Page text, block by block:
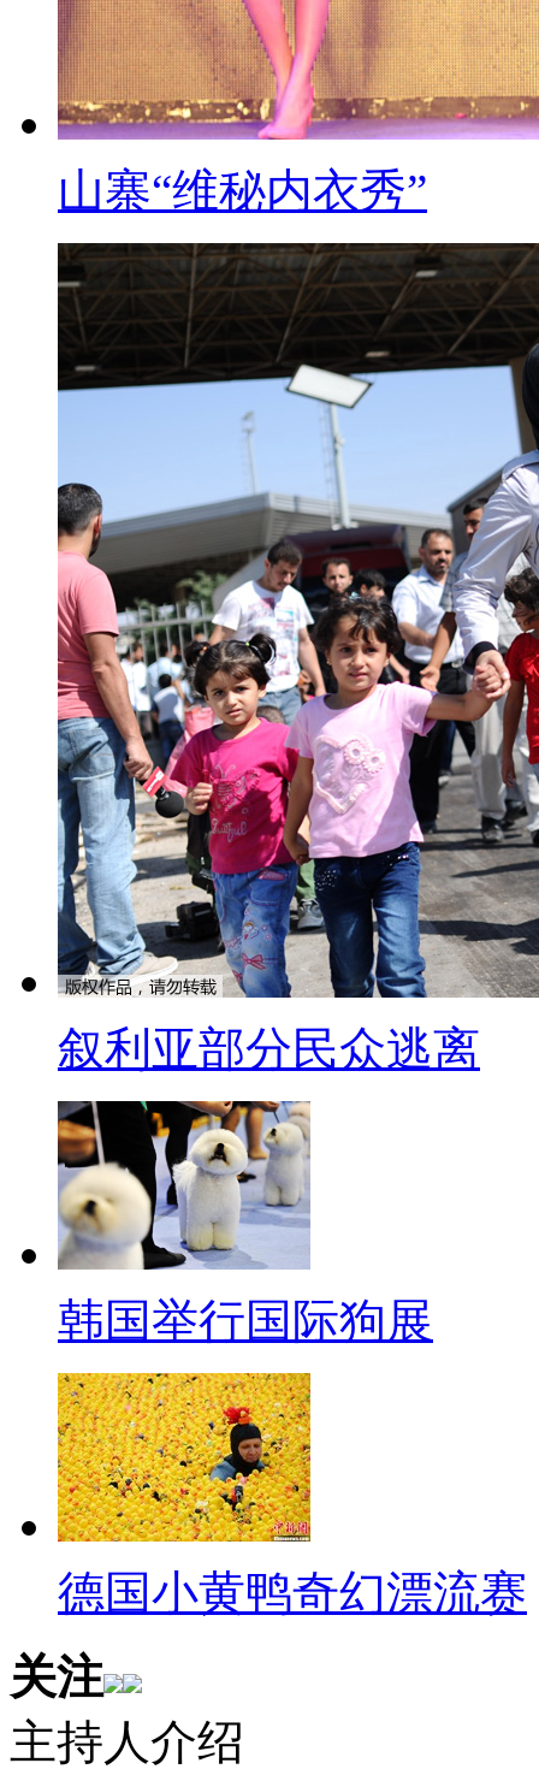
【同期】孙杨教练 朱志根
世锦赛离全运会一个月时间
练的也比较少，到我这里来才两
能力争取就行。
【口播】看来师徒二人真的
现，孙杨在机场到达口外接受
并干咳一声示意孙杨快走，而
人的关系是否仍然很微妙？只
根重归与好的他将参加100、
个项目的争夺，期待孙杨创造佳
【口播】今天上班的时候，
孩子上学。可不是吗，今天是
的就是乘车安全问题了。在香
港教育局公布的数据显示，
1.6万人。这些孩子拥有香港居
上学、放学都要花费较长的时
由保姆带领着通关出入境，也
标题：香港“跨境学童”家长
【同期】跨境学童家长 宋女
有几个保姆性的，就是阿姨
心。还有就是说，很多人，有
这样子。
【解说】根据调查，家长在
不齐，保姆公司的培训不一定
纷纷开通“学童专用通道”和“学
现快速验放；但由于乘坐“保姆
万余名 “跨境学童”中，只有少
上学。
【同期】新家园协会服务总
如果自行上学，或者跟保姆车
01：40 在这个(过关)过程之中
引诱走到其他地方，那么就会出
【解说】为新来港人士提供帮
开办保姆训练课程，“跨境学童”
山寨“维秘内衣秀”
叙利亚部分民众逃离
韩国举行国际狗展
德国小黄鸭奇幻漂流赛
关注
主持人介绍